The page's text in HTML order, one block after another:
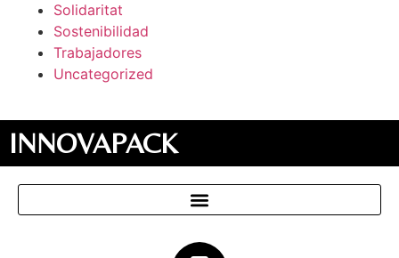
Solidaritat
Sostenibilidad
Trabajadores
Uncategorized
INNOVAPACK